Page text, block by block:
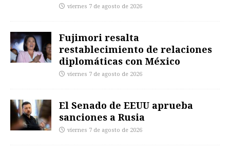
viernes 7 de agosto de 2026
Fujimori resalta
restablecimiento de relaciones
diplomáticas con México
viernes 7 de agosto de 2026
El Senado de EEUU aprueba
sanciones a Rusia
viernes 7 de agosto de 2026